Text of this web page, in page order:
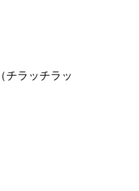
チラッチラッ